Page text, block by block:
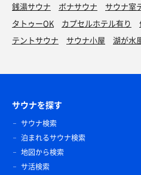
銭湯サウナ
ボナサウナ サウナ室
タトゥーOK
カプセルホテル有り
テントサウナ
サウナ小屋 湖が水
サウナを探す
サウナ検索
泊まれるサウナ検索
地図から検索
サ活検索